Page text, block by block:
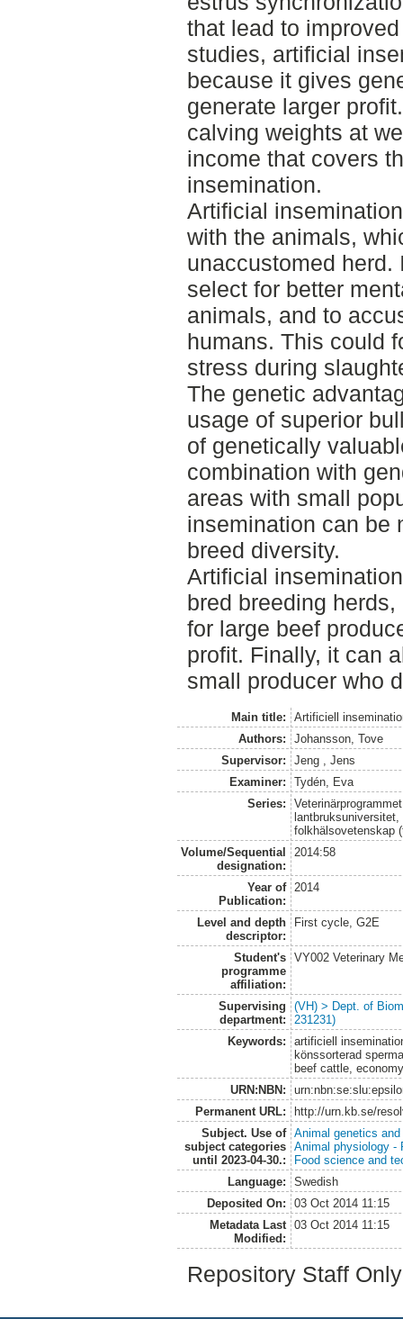
that lead to
studies, artificial
because it gives
generate larger
calving weights at
income that covers
insemination.
Artificial
with the animals,
unaccustomed
select for better
animals, and to
humans. This could
stress during
The genetic
usage of superior
of genetically
combination with
areas with small
insemination can be
breed diversity.
Artificial
bred breeding
for large beef
profit. Finally, it can
small producer who
Main title:
Artificiell
Authors:
Johansson, Tove
Supervisor:
Jeng , Jens
Examiner:
Tydén, Eva
Series:
folkhälsovetenskap
Volume/Sequential
designation:
2014:58
Year of
Publication:
2014
Level and depth
descriptor:
First cycle, G2E
Student's
programme
affiliation:
VY002 Veterinary
Supervising
department:
(VH) > Dept. of
231231)
Keywords:
artificiell
könssorterad
beef cattle,
URN:NBN:
Permanent URL:
http://urn.kb.se/
Subject. Use of
subject categories
until 2023-04-30.:
Animal genetics and
Animal physiology -
Food science and
Language:
Swedish
Deposited On:
03 Oct 2014 11:15
Metadata Last
Modified:
03 Oct 2014 11:15
Repository Staff